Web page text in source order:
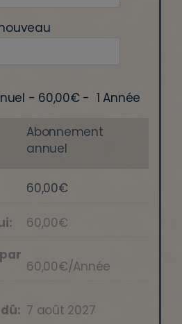
- 60,00€ - 1 Année
Abonnement
annuel
60,00€
60,00€
60,00€/Année
7 août 2027